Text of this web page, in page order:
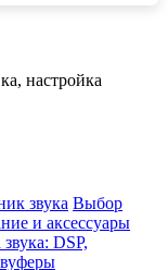
настройка
звука Выбор
и аксессуары
DSP,